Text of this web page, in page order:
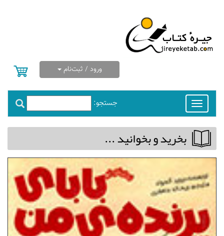
ورود / ثبت‌نام
جستجو:
Toggle
navigation
بخريد و بخوانيد ...